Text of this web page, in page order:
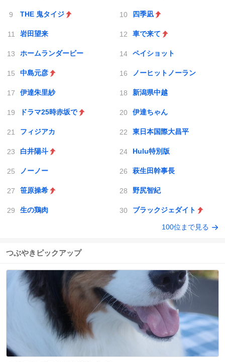
THE 鬼タイジ 四季凪
岩田望来 車で来て
ホームランダービー ペイショット
中島元彦 ノーヒットノーラン
伊達朱里紗 新潟県中越
ドラマ25時赤坂で 伊達ちゃん
フィジアカ 東日本国際大昌平
白井陽斗 Hulu特別版
ノーノー 萩生田幹事長
笹原操希 野尻智紀
生の鶏肉 ブラックジェダイト
100位まで見る
つぶやきピックアップ